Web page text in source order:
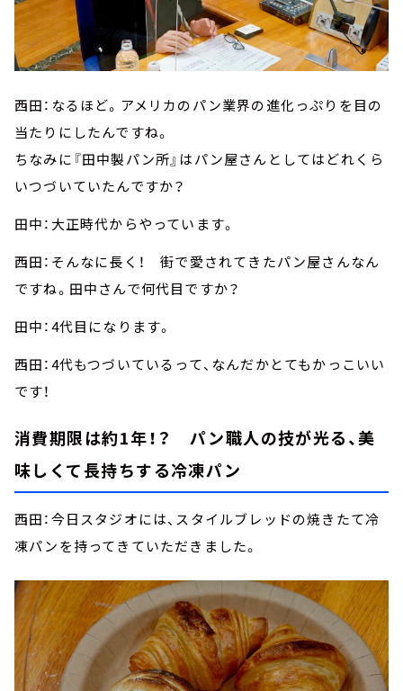
西田：なるほど。アメリカのパン業界の進化っぷりを目の
当たりにしたんですね。
ちなみに『田中製パン所』はパン屋さんとしてはどれくら
いつづいていたんですか？
田中：大正時代からやっています。
西田：そんなに長く！ 街で愛されてきたパン屋さんなん
ですね。田中さんで何代目ですか？
田中：4代目になります。
西田：4代もつづいているって、なんだかとてもかっこいい
です！
消費期限は約1年！？ パン職人の技が光る、美
味しくて長持ちする冷凍パン
西田：今日スタジオには、スタイルブレッドの焼きたて冷
凍パンを持ってきていただきました。